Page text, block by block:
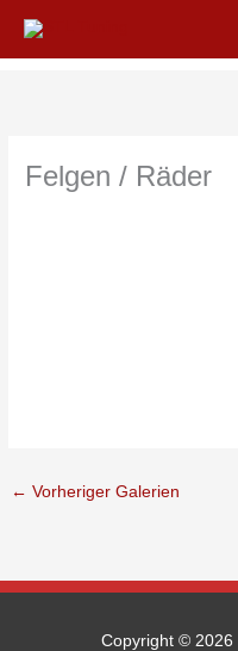
Inhalt
springen
Felgen / Räder
← Vorheriger Galerien
Copyright © 2026